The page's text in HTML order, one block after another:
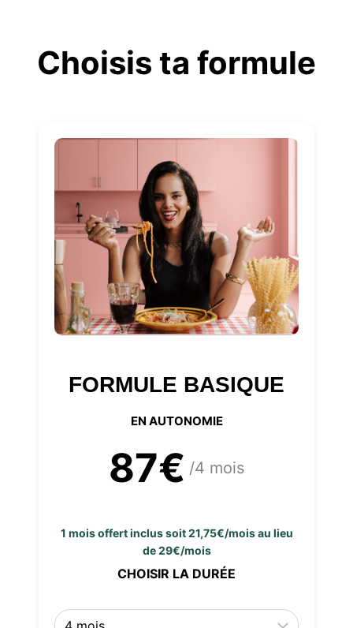
contenuChoisis ta formule
FORMULE BASIQUE
EN AUTONOMIE
87€ /4 mois
1 mois offert inclus soit 21,75€/mois au lieu
de 29€/mois
CHOISIR LA DURÉE